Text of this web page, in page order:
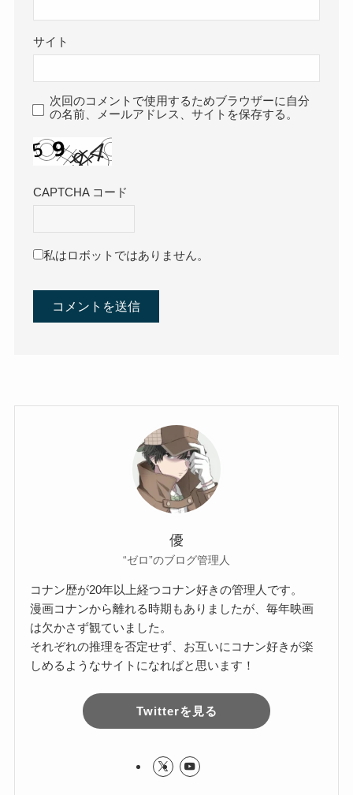
サイト
次回のコメントで使用するためブラウザーに自分
の名前、メールアドレス、サイトを保存する。
CAPTCHA コード
私はロボットではありません。
優
“ゼロ”のブログ管理人
コナン歴が20年以上経つコナン好きの管理人です。
漫画コナンから離れる時期もありましたが、毎年映画
は欠かさず観ていました。
それぞれの推理を否定せず、お互いにコナン好きが楽
しめるようなサイトになればと思います！
Twitterを見る